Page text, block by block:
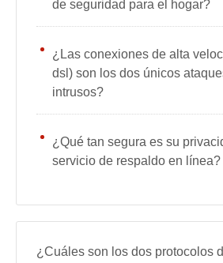
de seguridad para el hogar?
¿Las conexiones de alta
dsl) son los dos únicos
intrusos?
¿Qué tan segura es su
servicio de respaldo en línea?
¿Cuáles son los dos protocolos